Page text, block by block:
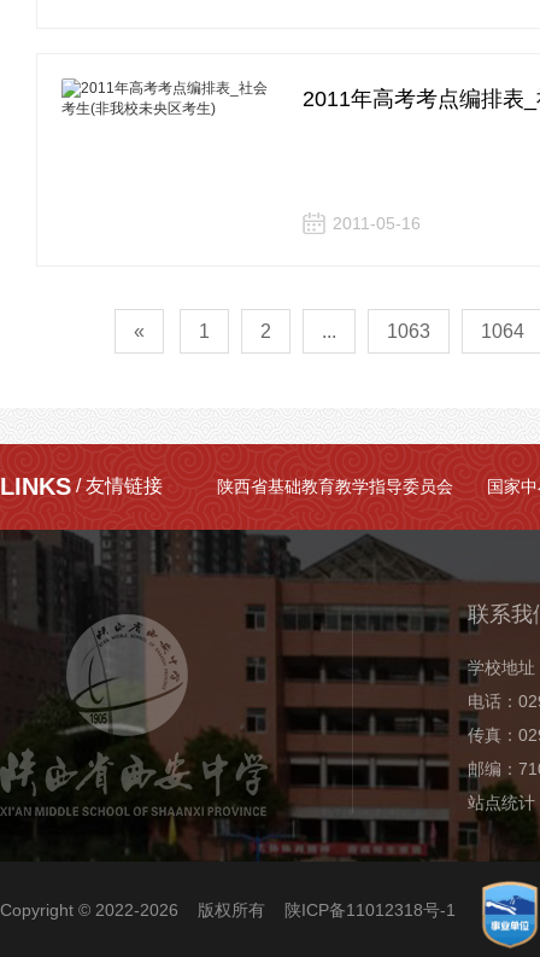
2011年高考考点编排表
2011-05-16
« 1 2 ... 1063 1064
LINKS / 友情链接 陕西省基础教育教学指导委员会 国家
联系我
学校地址
电话：
传真：
邮编：
站点统计
Copyright © 2022-2026 版权所有 陕ICP备11012318号-1